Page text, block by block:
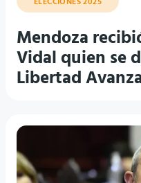
Mendoza
Vidal quien se
Libertad